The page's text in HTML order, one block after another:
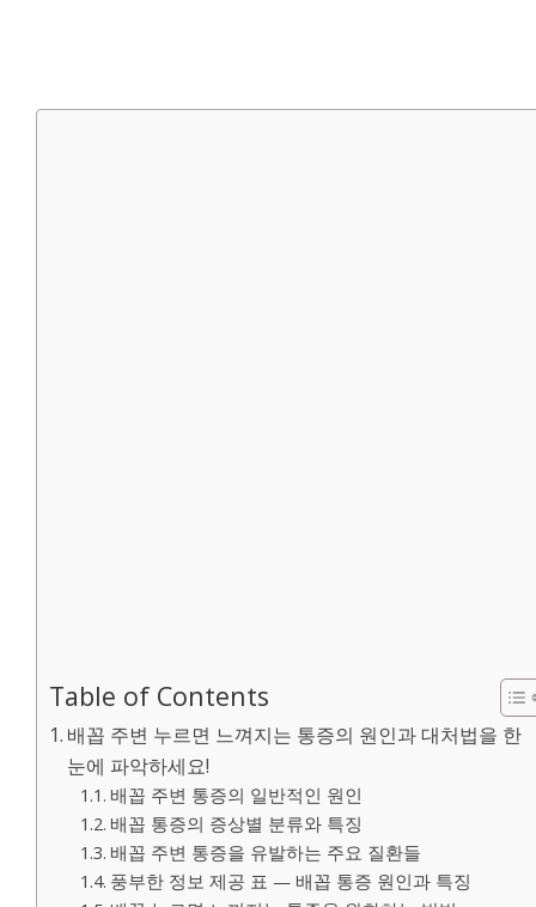
Table of Contents
배꼽 주변 누르면 느껴지는 통증의 원인과 대처법을 한
눈에 파악하세요!
배꼽 주변 통증의 일반적인 원인
배꼽 통증의 증상별 분류와 특징
배꼽 주변 통증을 유발하는 주요 질환들
풍부한 정보 제공 표 — 배꼽 통증 원인과 특징